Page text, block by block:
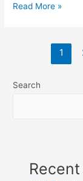
Read More »
1
Search